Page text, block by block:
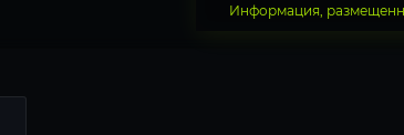
Информация,